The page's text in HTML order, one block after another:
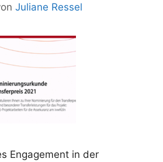
Juliane Ressel
Engagement in der